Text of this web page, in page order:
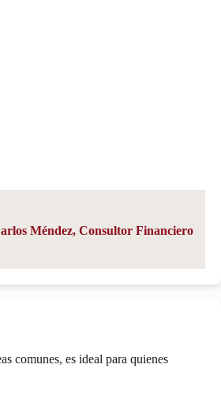
Méndez, Consultor Financiero
comunes, es ideal para quienes